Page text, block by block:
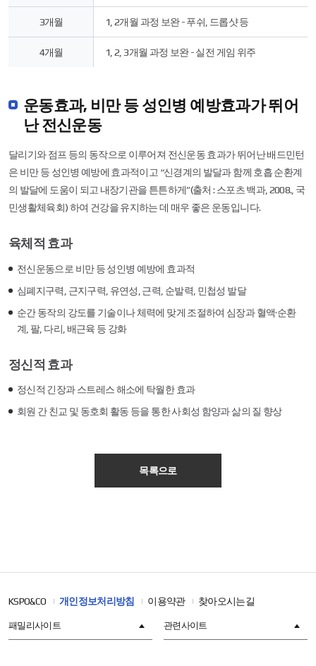
개
2
월,
4
로
구
분
하
정
제
공
3개월 1, 2개월 과정 보완 - 푸쉬, 드롭샷 등
4개월 1, 2, 3개월 과정 보완 - 실전 게임 위주
운동효과, 비만 등 성인병 예방효과가 뛰어
난 전신운동
달리기와 점프 등의 동작으로 이루어져 전신운동 효과가 뛰어난 배드민턴
은 비만 등 성인병 예방에 효과적이고 “신경계의 발달과 함께 호흡 순환계
의 발달에 도움이 되고 내장기관을 튼튼하게”(출처 : 스포츠 백과, 2008., 국
민생활체육회) 하여 건강을 유지하는 데 매우 좋은 운동입니다.
육체적 효과
전신운동으로 비만 등 성인병 예방에 효과적
심폐지구력, 근지구력, 유연성, 근력, 순발력, 민첩성 발달
순간 동작의 강도를 기술이나 체력에 맞게 조절하여 심장과 혈액·순환
계, 팔, 다리, 배근육 등 강화
정신적 효과
정신적 긴장과 스트레스 해소에 탁월한 효과
회원 간 친교 및 동호회 활동 등을 통한 사회성 함양과 삶의 질 향상
목록으로
KSPO&CO 개인정보처리방침 이용약관 찾아오시는길
패밀리사이트 관련사이트